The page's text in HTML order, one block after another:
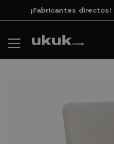
¡Fabricantes directos!